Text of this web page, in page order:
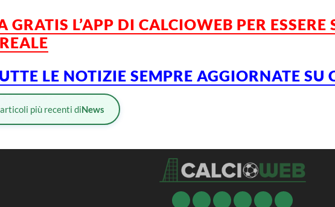
GRATIS L’APP DI CALCIOWEB PER
LE NOTIZIE SEMPRE AGGIORNATE SU
più recenti diNews